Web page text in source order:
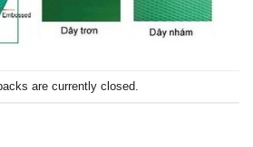
are currently closed.